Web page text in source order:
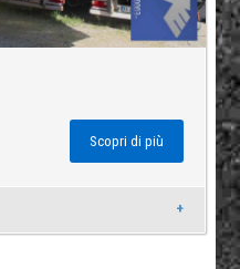
Scopri di più